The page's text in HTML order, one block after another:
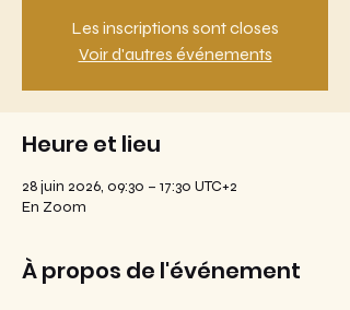
Les inscriptions sont closes
Voir d'autres événements
Heure et lieu
28 juin 2026, 09:30 – 17:30 UTC+2
En Zoom
À propos de l'événement